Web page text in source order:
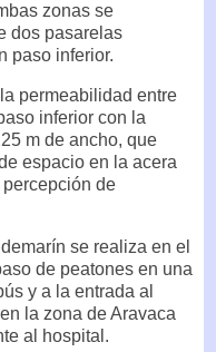
zonas se
dos pasarelas
paso inferior.
permeabilidad entre
inferior con la
m de ancho, que
espacio en la acera
de
se realiza en el
de peatones en una
y a la entrada al
la zona de Aravaca
al hospital.